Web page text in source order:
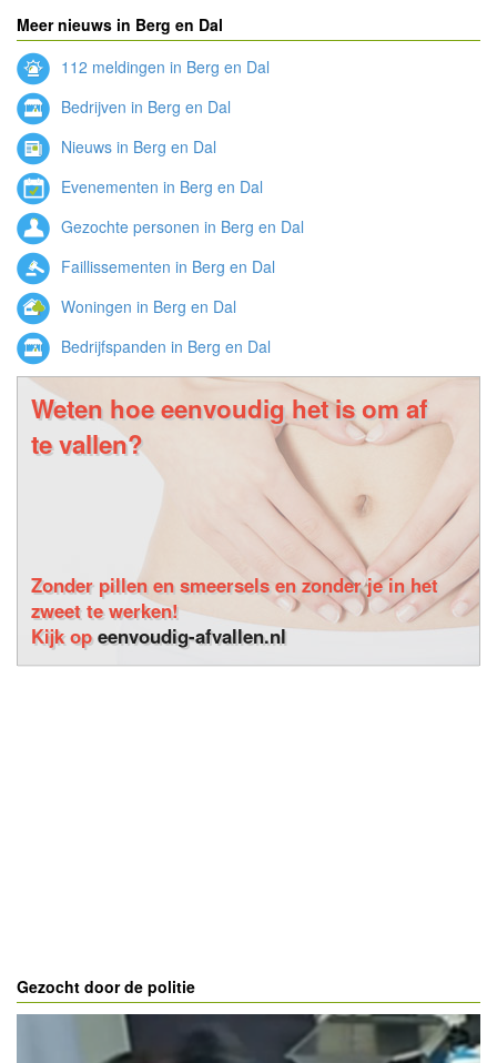
Meer nieuws in Berg en Dal
112 meldingen in Berg en Dal
Bedrijven in Berg en Dal
Nieuws in Berg en Dal
Evenementen in Berg en Dal
Gezochte personen in Berg en Dal
Faillissementen in Berg en Dal
Woningen in Berg en Dal
Bedrijfspanden in Berg en Dal
Weten hoe eenvoudig het is om af
te vallen?
Zonder pillen en smeersels en zonder je in het
zweet te werken!
Kijk opeenvoudig-afvallen.nl
Gezocht door de politie